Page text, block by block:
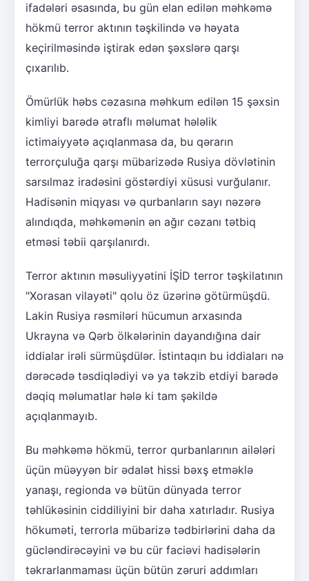
ifadələri əsasında, bu gün elan edilən məhkəmə
hökmü terror aktının təşkilində və həyata
keçirilməsində iştirak edən şəxslərə qarşı
çıxarılıb.
Ömürlük həbs cəzasına məhkum edilən 15 şəxsin
kimliyi barədə ətraflı məlumat hələlik
ictimaiyyətə açıqlanmasa da, bu qərarın
terrorçuluğa qarşı mübarizədə Rusiya dövlətinin
sarsılmaz iradəsini göstərdiyi xüsusi vurğulanır.
Hadisənin miqyası və qurbanların sayı nəzərə
alındıqda, məhkəmənin ən ağır cəzanı tətbiq
etməsi təbii qarşılanırdı.
Terror aktının məsuliyyətini İŞİD terror təşkilatının
"Xorasan vilayəti" qolu öz üzərinə götürmüşdü.
Lakin Rusiya rəsmiləri hücumun arxasında
Ukrayna və Qərb ölkələrinin dayandığına dair
iddialar irəli sürmüşdülər. İstintaqın bu iddiaları nə
dərəcədə təsdiqlədiyi və ya təkzib etdiyi barədə
dəqiq məlumatlar hələ ki tam şəkildə
açıqlanmayıb.
Bu məhkəmə hökmü, terror qurbanlarının ailələri
üçün müəyyən bir ədalət hissi bəxş etməklə
yanaşı, regionda və bütün dünyada terror
təhlükəsinin ciddiliyini bir daha xatırladır. Rusiya
hökuməti, terrorla mübarizə tədbirlərini daha da
gücləndirəcəyini və bu cür faciəvi hadisələrin
təkrarlanmaması üçün bütün zəruri addımları